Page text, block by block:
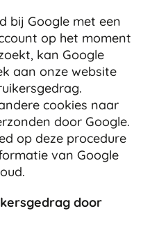
bij Google met een
op het moment
kan Google
aan onze website
cookies naar
door Google.
op deze procedure
van Google
door